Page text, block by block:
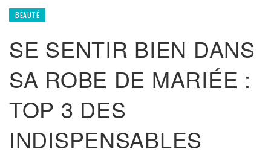
BEAUTÉ
SE SENTIR BIEN DANS
SA ROBE DE MARIÉE :
TOP 3 DES
INDISPENSABLES